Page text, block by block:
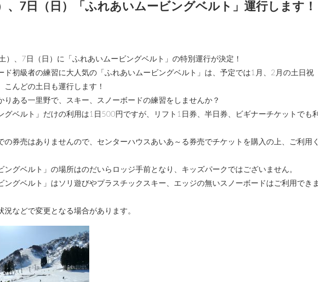
、7日（日）「ふれあいムービングベルト」運行します！
）、7日（日）に「ふれあいムービングベルト」の特別運行が決定！
ド初級者の練習に大人気の「ふれあいムービングベルト」は、予定では1月、2月の土日祝
こんどの土日も運行します！
りある一里野で、スキー、スノーボードの練習をしませんか？
グベルト」だけの利用は1日500円ですが、リフト1日券、半日券、ビギナーチケットでも利
券売はありませんので、センターハウスあいあ～る券売でチケットを購入の上、ご利用く
グベルト」の場所はのだいらロッジ手前となり、キッズパークではございません。
グベルト」はソリ遊びやプラスチックスキー、エッジの無いスノーボードはご利用できま
などで変更となる場合があります。